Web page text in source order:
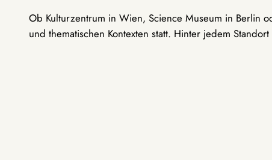
Ob Kulturzentrum in Wien, Science Museum in Berlin
und thematischen Kontexten statt. Hinter jedem